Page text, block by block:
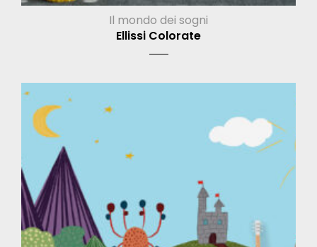
Il mondo dei sogni
Ellissi Colorate